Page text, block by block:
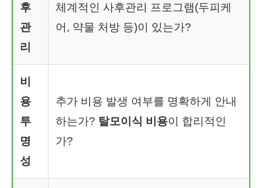
후
관
리
체계적인 사후관리 프로그램(두피케
어, 약물 처방 등)이 있는가?
비
용
투
명
성
추가 비용 발생 여부를 명확하게 안내
하는가? 탈모이식 비용이 합리적인
가?